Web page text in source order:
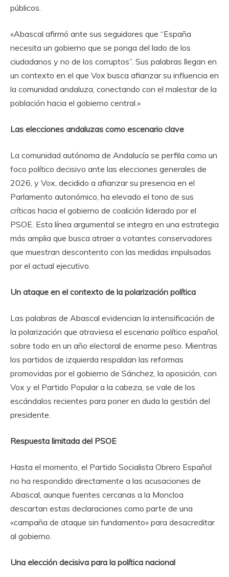
públicos.
«Abascal afirmó ante sus seguidores que “España
necesita un gobierno que se ponga del lado de los
ciudadanos y no de los corruptos”. Sus palabras llegan en
un contexto en el que Vox busca afianzar su influencia en
la comunidad andaluza, conectando con el malestar de la
población hacia el gobierno central.»
Las elecciones andaluzas como escenario clave
La comunidad autónoma de Andalucía se perfila como un
foco político decisivo ante las elecciones generales de
2026, y Vox, decidido a afianzar su presencia en el
Parlamento autonómico, ha elevado el tono de sus
críticas hacia el gobierno de coalición liderado por el
PSOE. Esta línea argumental se integra en una estrategia
más amplia que busca atraer a votantes conservadores
que muestran descontento con las medidas impulsadas
por el actual ejecutivo.
Un ataque en el contexto de la polarización política
Las palabras de Abascal evidencian la intensificación de
la polarización que atraviesa el escenario político español,
sobre todo en un año electoral de enorme peso. Mientras
los partidos de izquierda respaldan las reformas
promovidas por el gobierno de Sánchez, la oposición, con
Vox y el Partido Popular a la cabeza, se vale de los
escándalos recientes para poner en duda la gestión del
presidente.
Respuesta limitada del PSOE
Hasta el momento, el Partido Socialista Obrero Español
no ha respondido directamente a las acusaciones de
Abascal, aunque fuentes cercanas a la Moncloa
descartan estas declaraciones como parte de una
«campaña de ataque sin fundamento» para desacreditar
al gobierno.
Una elección decisiva para la política nacional